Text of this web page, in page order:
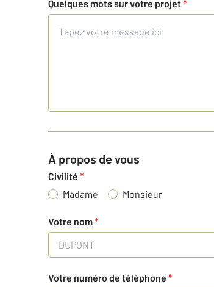
Quelques mots sur votre projet*
À propos de vous
Civilité *
Madame
Monsieur
Votre nom*
Votre numéro de téléphone *